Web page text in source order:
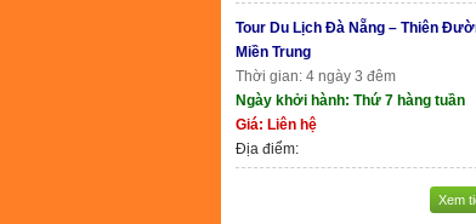
Tour Du Lịch Đà Nẵng – Thiên
Miền Trung
Thời gian: 4 ngày 3 đêm
Ngày khởi hành: Thứ 7 hàng tuần
Giá: Liên hệ
Địa điểm:
Xem